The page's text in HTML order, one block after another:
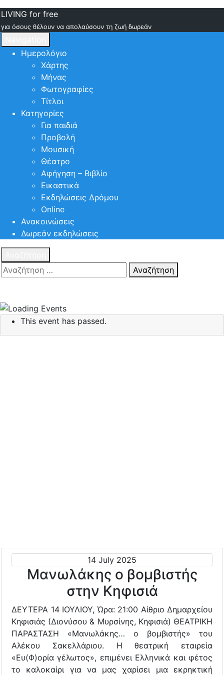
LIVING for free
για όσους θέλουν να απολαύσουν τη ζωή δωρεάν
Ημερολόγιο
Χάρτης
Μήνας
Φωτογραφίες
Τίτλοι
Κατηγορίες
Για παιδιά
Προβολή
Μουσική
Θέατρο
Αφήγηση – Βιβλίο
Εικαστικά
Εκδηλώσεις Δρόμου
Online
Ανακοινώσεις
Δωρεάν εκδηλώσεις
Αναζήτηση
This event has passed.
14 July 2025
Μανωλάκης ο βομβιστής
στην Κηφισιά
ΔΕΥΤΕΡΑ 14 ΙΟΥΛΙΟΥ, Ώρα: 21:00 Αίθριο Δημαρχείου
Κηφισιάς (Διονύσου & Μυρσίνης, Κηφισιά) ΘΕΑΤΡΙΚΗ
ΠΑΡΑΣΤΑΣΗ «Μανωλάκης… ο βομβιστής» του
Αλέκου Σακελλάριου. Η θεατρική εταιρεία
«Ευ(Φ)ορία γέλωτος», επιμένει Ελληνικά και φέτος
το καλοκαίρι για να μας χαρίσει μια εκρηκτική